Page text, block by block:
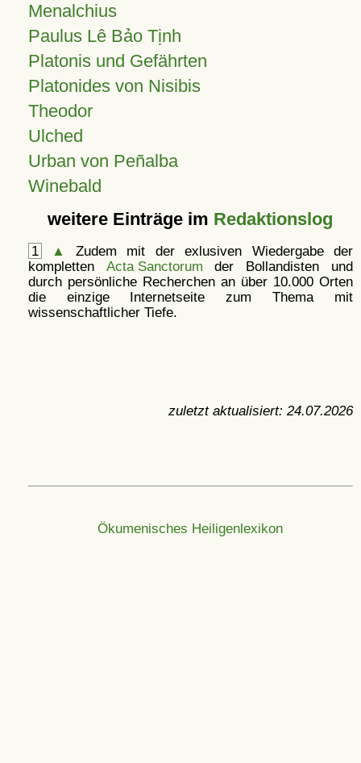
Menalchius
Paulus Lê Bảo Tịnh
Platonis und Gefährten
Platonides von Nisibis
Theodor
Ulched
Urban von Peñalba
Winebald
weitere Einträge im Redaktionslog
1 ▲
Zudem mit der exlusiven Wiedergabe der
kompletten Acta Sanctorum der Bollandisten und
durch persönliche Recherchen an über 10.000 Orten
die einzige Internetseite zum Thema mit
wissenschaftlicher Tiefe.
zuletzt aktualisiert: 24.07.2026
Ökumenisches Heiligenlexikon